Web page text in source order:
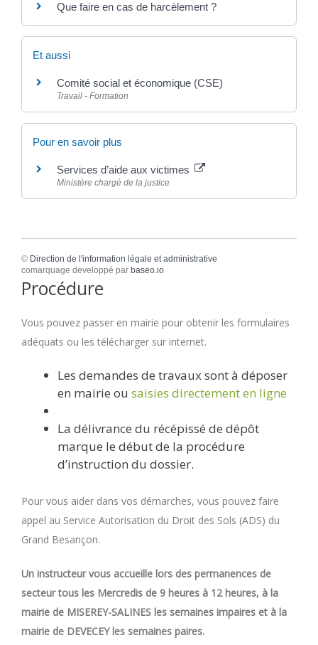
Que faire en cas de harcèlement ?
Et aussi
Comité social et économique (CSE)
Travail - Formation
Pour en savoir plus
Services d’aide aux victimes
Ministère chargé de la justice
© Direction de l'information légale et administrative
comarquage developpé par baseo.io
Procédure
Vous pouvez passer en mairie pour obtenir les formulaires
adéquats ou les télécharger sur internet.
Les demandes de travaux sont à déposer
en mairie ou saisies directement en ligne
La délivrance du récépissé de dépôt
marque le début de la procédure
d’instruction du dossier.
Pour vous aider dans vos démarches, vous pouvez faire
appel au Service Autorisation du Droit des Sols (ADS) du
Grand Besançon.
Un instructeur vous accueille lors des permanences de
secteur tous les Mercredis de 9 heures à 12 heures, à la
mairie de MISEREY-SALINES les semaines impaires et à la
mairie de DEVECEY les semaines paires.